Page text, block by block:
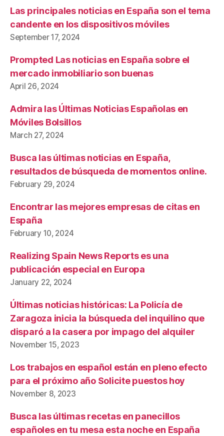
Las principales noticias en España son el tema
candente en los dispositivos móviles
September 17, 2024
Prompted Las noticias en España sobre el
mercado inmobiliario son buenas
April 26, 2024
Admira las Últimas Noticias Españolas en
Móviles Bolsillos
March 27, 2024
Busca las últimas noticias en España,
resultados de búsqueda de momentos online.
February 29, 2024
Encontrar las mejores empresas de citas en
España
February 10, 2024
Realizing Spain News Reports es una
publicación especial en Europa
January 22, 2024
Últimas noticias históricas: La Policía de
Zaragoza inicia la búsqueda del inquilino que
disparó a la casera por impago del alquiler
November 15, 2023
Los trabajos en español están en pleno efecto
para el próximo año Solicite puestos hoy
November 8, 2023
Busca las últimas recetas en panecillos
españoles en tu mesa esta noche en España